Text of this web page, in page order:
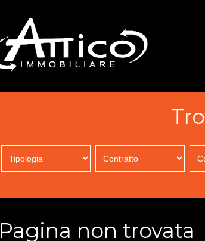
Pagina non trovata